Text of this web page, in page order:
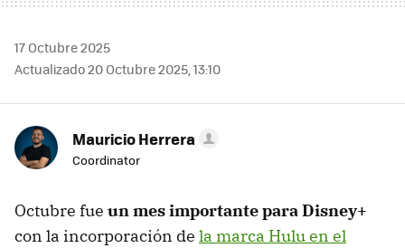
17 Octubre 2025
Actualizado 20 Octubre 2025, 13:10
Mauricio Herrera
Coordinator
Octubre fue un mes importante para Disney+
con la incorporación de la marca Hulu en el